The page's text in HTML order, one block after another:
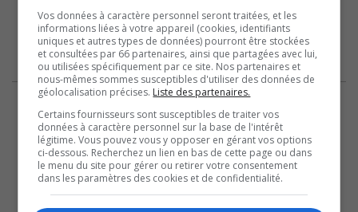
Vos données à caractère personnel seront traitées, et les
informations liées à votre appareil (cookies, identifiants
uniques et autres types de données) pourront être stockées
et consultées par 66 partenaires, ainsi que partagées avec lui,
ou utilisées spécifiquement par ce site. Nos partenaires et
nous-mêmes sommes susceptibles d'utiliser des données de
géolocalisation précises. Liste des partenaires.
Certains fournisseurs sont susceptibles de traiter vos
données à caractère personnel sur la base de l'intérêt
légitime. Vous pouvez vous y opposer en gérant vos options
ci-dessous. Recherchez un lien en bas de cette page ou dans
le menu du site pour gérer ou retirer votre consentement
dans les paramètres des cookies et de confidentialité.